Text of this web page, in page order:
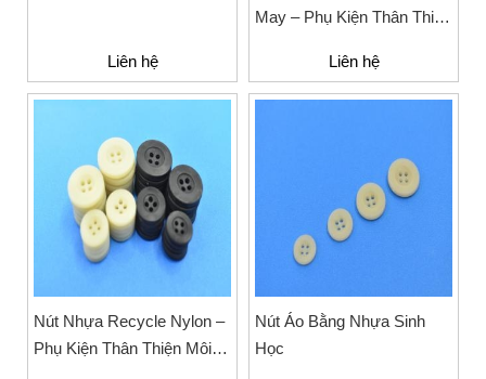
Liên hệ
May – Phụ Kiện Thân Thiện
Liên hệ
Nút Nhựa Recycle Nylon –
Phụ Kiện Thân Thiện Môi
Nút Áo Bằng Nhựa Sinh
Học